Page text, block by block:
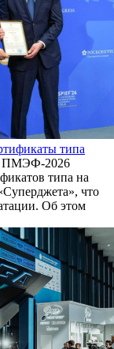
типа
ПМЭФ-2026
типа на
что
Об этом